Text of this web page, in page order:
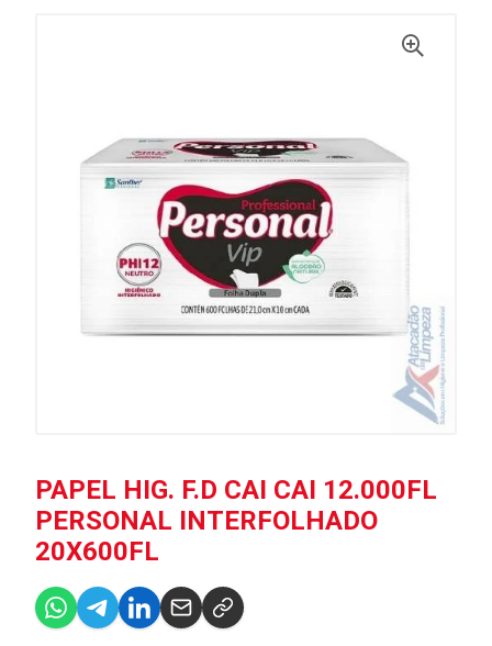
PAPEL HIG. F.D CAI CAI 12.000FL
PERSONAL INTERFOLHADO
20X600FL